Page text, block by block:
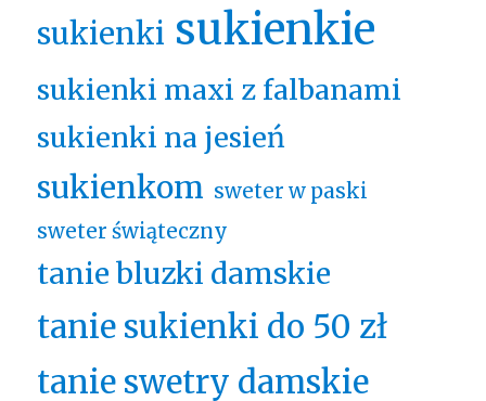
sukienki sukienkie
sukienki maxi z falbanami
sukienki na jesień
sukienkom sweter w paski
sweter świąteczny
tanie bluzki damskie
tanie sukienki do 50 zł
tanie swetry damskie